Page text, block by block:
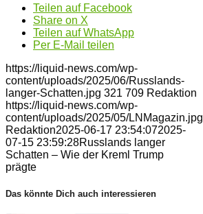
Teilen auf Facebook
Share on X
Teilen auf WhatsApp
Per E-Mail teilen
https://liquid-news.com/wp-
content/uploads/2025/06/Russlands-
langer-Schatten.jpg 321 709 Redaktion
https://liquid-news.com/wp-
content/uploads/2025/05/LNMagazin.jpg
Redaktion2025-06-17 23:54:072025-
07-15 23:59:28Russlands langer
Schatten – Wie der Kreml Trump
prägte
Das könnte Dich auch interessieren